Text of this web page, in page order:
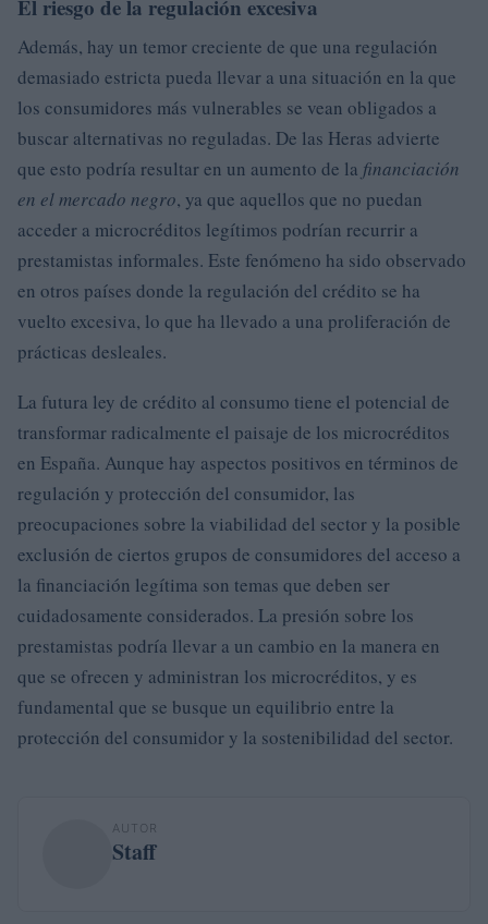
El riesgo de la regulación excesiva
Además, hay un temor creciente de que una regulación
demasiado estricta pueda llevar a una situación en la que
los consumidores más vulnerables se vean obligados a
buscar alternativas no reguladas. De las Heras advierte
que esto podría resultar en un aumento de la financiación
en el mercado negro, ya que aquellos que no puedan
acceder a microcréditos legítimos podrían recurrir a
prestamistas informales. Este fenómeno ha sido observado
en otros países donde la regulación del crédito se ha
vuelto excesiva, lo que ha llevado a una proliferación de
prácticas desleales.
La futura ley de crédito al consumo tiene el potencial de
transformar radicalmente el paisaje de los microcréditos
en España. Aunque hay aspectos positivos en términos de
regulación y protección del consumidor, las
preocupaciones sobre la viabilidad del sector y la posible
exclusión de ciertos grupos de consumidores del acceso a
la financiación legítima son temas que deben ser
cuidadosamente considerados. La presión sobre los
prestamistas podría llevar a un cambio en la manera en
que se ofrecen y administran los microcréditos, y es
fundamental que se busque un equilibrio entre la
protección del consumidor y la sostenibilidad del sector.
AUTOR
Staff